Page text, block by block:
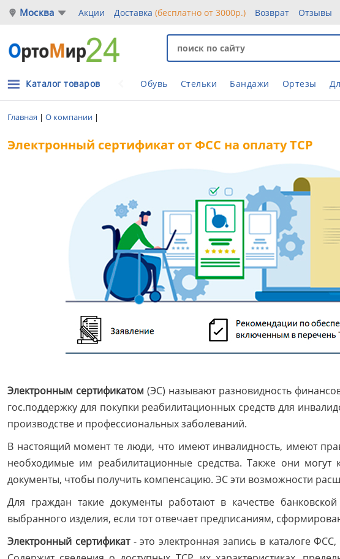
Москва Акции Доставка(бесплатно от 3000р.) Возврат Отзывы
Обувь Стельки Бандажи Ортезы
Каталог товаров
Главная | О компании |
Электронный сертификат от ФСС на оплату ТСР
Электронным сертификатом (ЭС) называют разновидность
гос.поддержку для покупки реабилитационных средств для
производстве и профессиональных заболеваний.
В настоящий момент те люди, что имеют инвалидность, имеют
необходимые им реабилитационные средства. Также они
документы, чтобы получить компенсацию. ЭС эти возможности
Для граждан такие документы работают в качестве
выбранного изделия, если тот отвечает предписаниям,
Электронный сертификат- это электронная запись в каталоге